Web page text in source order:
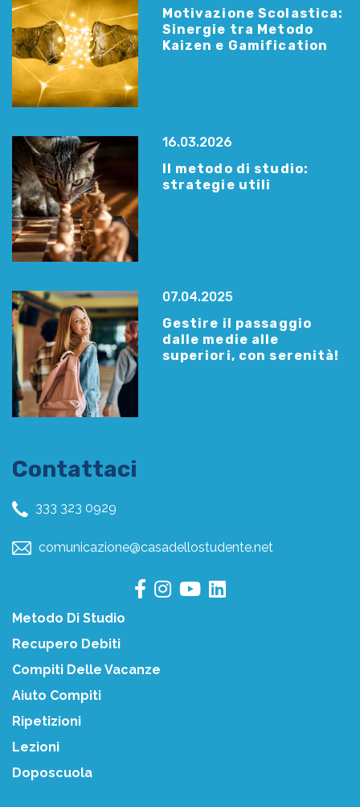
Motivazione Scolastica:
Sinergie tra Metodo
Kaizen e Gamification
16.03.2026
Il metodo di studio:
strategie utili
07.04.2025
Gestire il passaggio
dalle medie alle
superiori, con serenità!
Contattaci
333 323 0929
comunicazione@casadellostudente.net
Metodo Di Studio
Recupero Debiti
Compiti Delle Vacanze
Aiuto Compiti
Ripetizioni
Lezioni
Doposcuola